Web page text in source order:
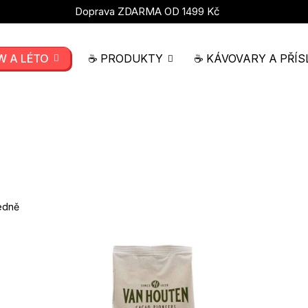
Doprava ZDARMA OD 1499 Kč
A LÉTO ☕ PRODUKTY ☕ KÁVOVARY A